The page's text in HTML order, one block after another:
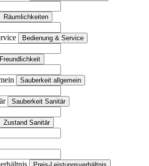
Räumlichkeiten
Bedienung & Service
Freundlichkeit
Sauberkeit allgemein
Sauberkeit Sanitär
Zustand Sanitär